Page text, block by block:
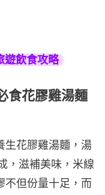
飲食攻略
食花膠雞湯麵
生花膠雞湯麵，湯
，滋補美味，米線
不但份量十足，而